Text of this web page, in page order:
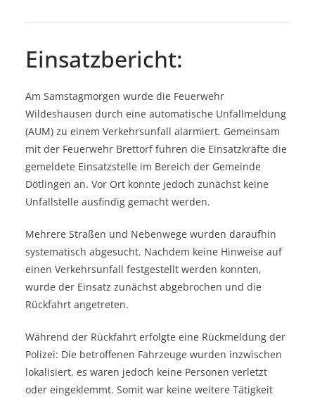
Einsatzbericht:
Am Samstagmorgen wurde die Feuerwehr
Wildeshausen durch eine automatische Unfallmeldung
(AUM) zu einem Verkehrsunfall alarmiert. Gemeinsam
mit der Feuerwehr Brettorf fuhren die Einsatzkräfte die
gemeldete Einsatzstelle im Bereich der Gemeinde
Dötlingen an. Vor Ort konnte jedoch zunächst keine
Unfallstelle ausfindig gemacht werden.
Mehrere Straßen und Nebenwege wurden daraufhin
systematisch abgesucht. Nachdem keine Hinweise auf
einen Verkehrsunfall festgestellt werden konnten,
wurde der Einsatz zunächst abgebrochen und die
Rückfahrt angetreten.
Während der Rückfahrt erfolgte eine Rückmeldung der
Polizei: Die betroffenen Fahrzeuge wurden inzwischen
lokalisiert, es waren jedoch keine Personen verletzt
oder eingeklemmt. Somit war keine weitere Tätigkeit